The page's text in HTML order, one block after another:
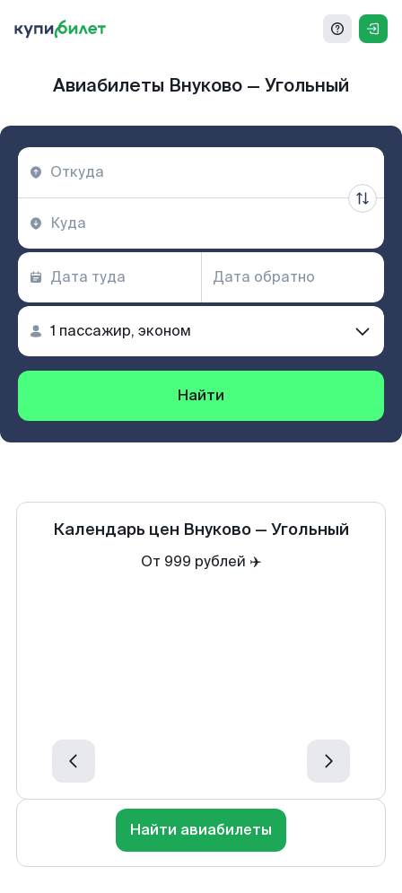
Авиабилеты Внуково — Угольный
Найти
Календарь цен Внуково — Угольный
От 999 рублей ✈️
Найти авиабилеты